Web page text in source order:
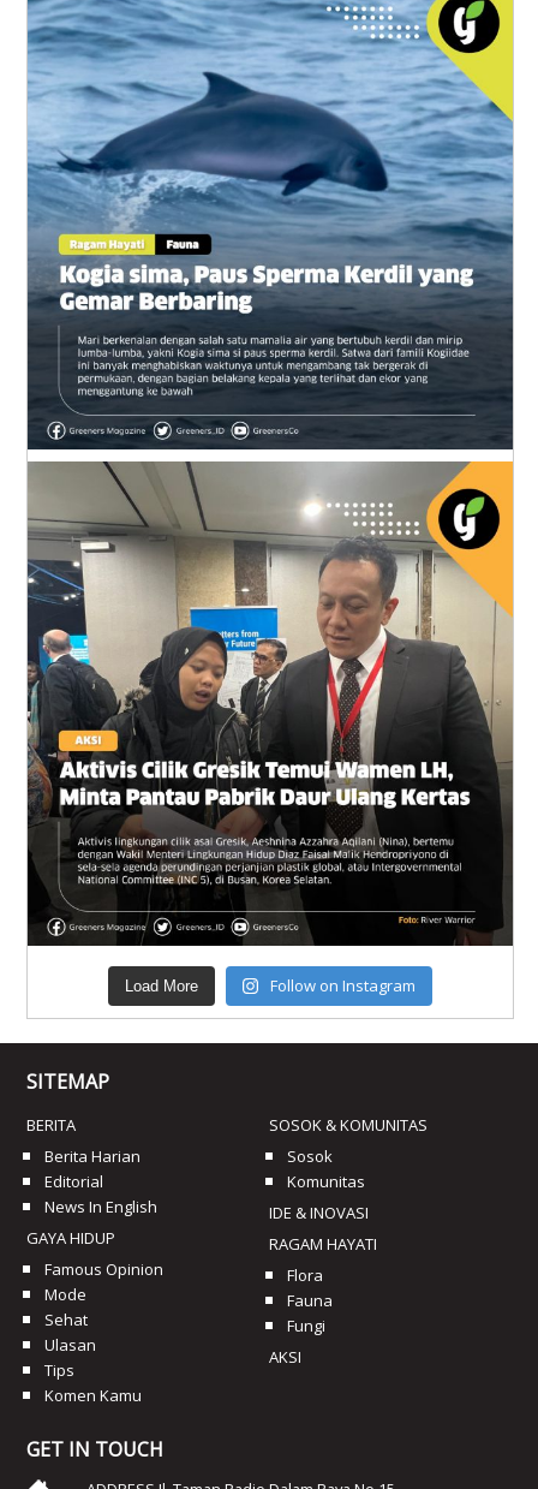
Load More Follow on Instagram
SITEMAP
BERITA
Berita Harian
Editorial
News In English
GAYA HIDUP
Famous Opinion
Mode
Sehat
Ulasan
Tips
Komen Kamu
SOSOK & KOMUNITAS
Sosok
Komunitas
IDE & INOVASI
RAGAM HAYATI
Flora
Fauna
Fungi
AKSI
GET IN TOUCH